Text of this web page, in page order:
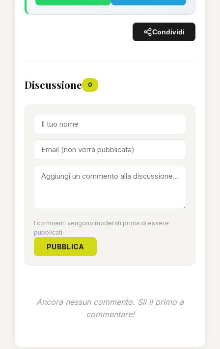
Condividi
Discussione 0
I commenti vengono moderati prima di essere
pubblicati.
PUBBLICA
Ancora nessun commento. Sii il primo a
commentare!